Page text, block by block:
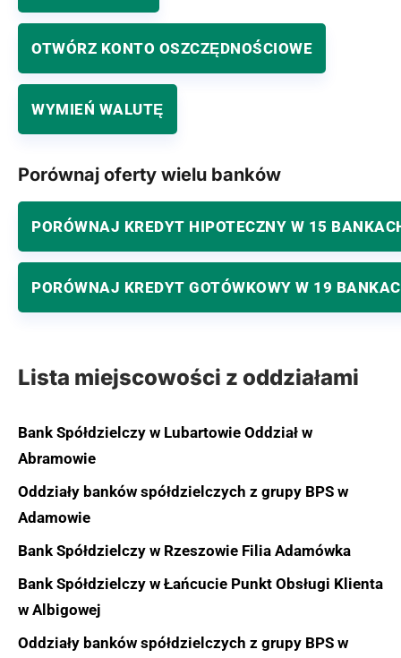
OTWÓRZ KONTO OSZCZĘDNOŚCIOWE
WYMIEŃ WALUTĘ
Porównaj oferty wielu banków
PORÓWNAJ KREDYT HIPOTECZNY W 15
PORÓWNAJ KREDYT GOTÓWKOWY W 19
Lista miejscowości z oddziałami
Bank Spółdzielczy w Lubartowie Oddział w
Abramowie
Oddziały banków spółdzielczych z grupy BPS w
Adamowie
Bank Spółdzielczy w Rzeszowie Filia Adamówka
Bank Spółdzielczy w Łańcucie Punkt Obsługi Klienta
w Albigowej
Oddziały banków spółdzielczych z grupy BPS w